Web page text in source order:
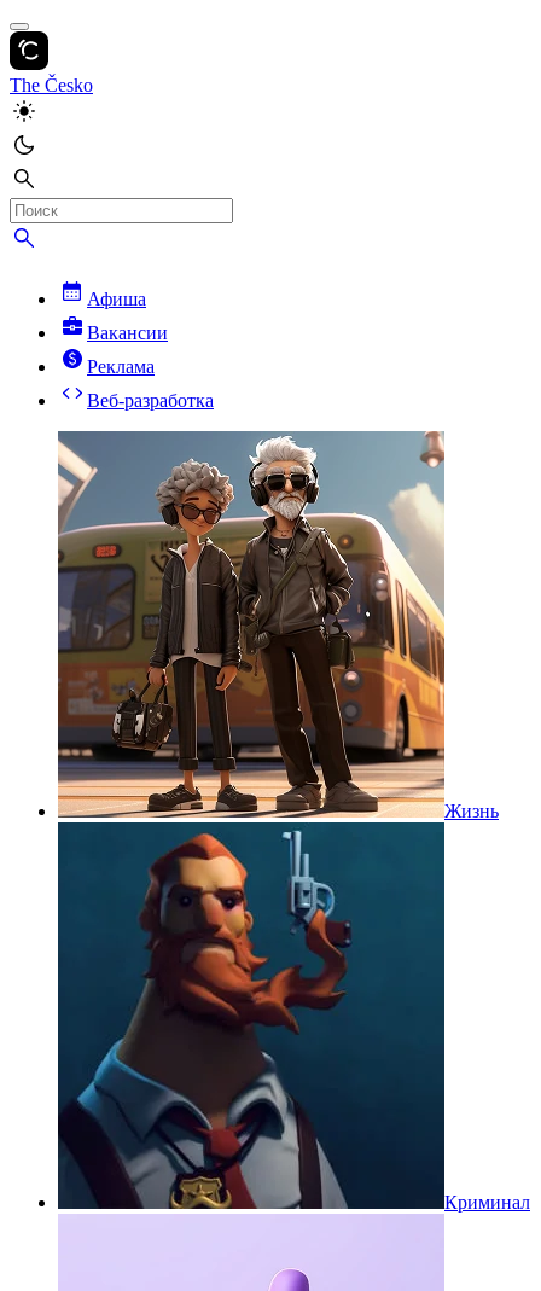
The Česko
Афиша
Вакансии
Реклама
Веб-разработка
Жизнь
Криминал